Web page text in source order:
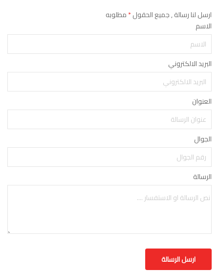
ارسل لنا رسالة , جميع الحقول*مطلوبه
الاسم
البريد الالكتروني
العنوان
الجوال
الرسالة